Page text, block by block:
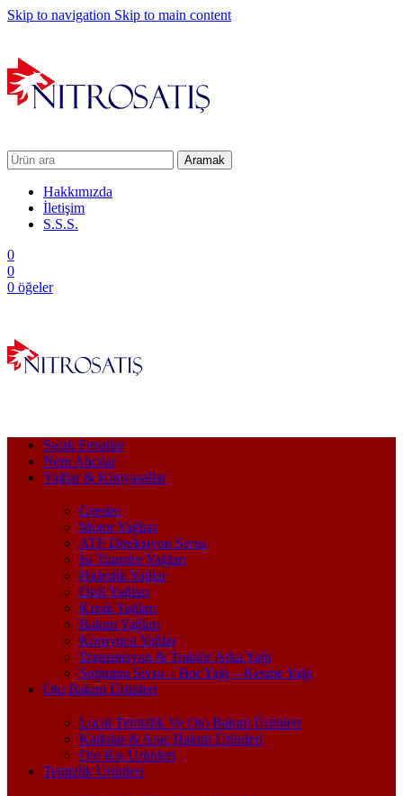
Skip to navigation Skip to main content
Aramak
Hakkımızda
İletişim
S.S.S.
0
0
0 öğeler
Sıcak Fırsatlar
Nem Alıcılar
Yağlar & Kimyasallar
Gresler
Motor Yağları
ATF Direksiyon Sıvısı
Isı Transfer Yağları
Hidrolik Yağlar
Dişli Yağları
Kızak Yağları
Bakım Yağları
Koruyucu Yağlar
Transmisyon & Traktör Arka Yağı
Soğutma Sıvısı – Bor Yağı – Kesme Yağı
Oto Bakım Ürünleri
Local Temizlik Ve Oto Bakım Ürünleri
Katkılar & Araç Bakım Ürünleri
Oto Kış Ürünleri
Temizlik Ürünleri